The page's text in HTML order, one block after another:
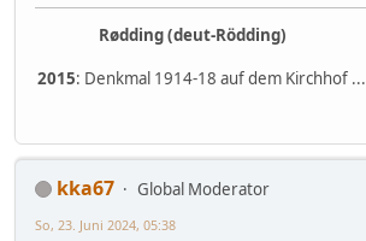
Rødding (deut-Rödding)
2015: Denkmal 1914-18 auf dem Kirchhof ...
kka67
Global Moderator
So, 23. Juni 2024, 05:38